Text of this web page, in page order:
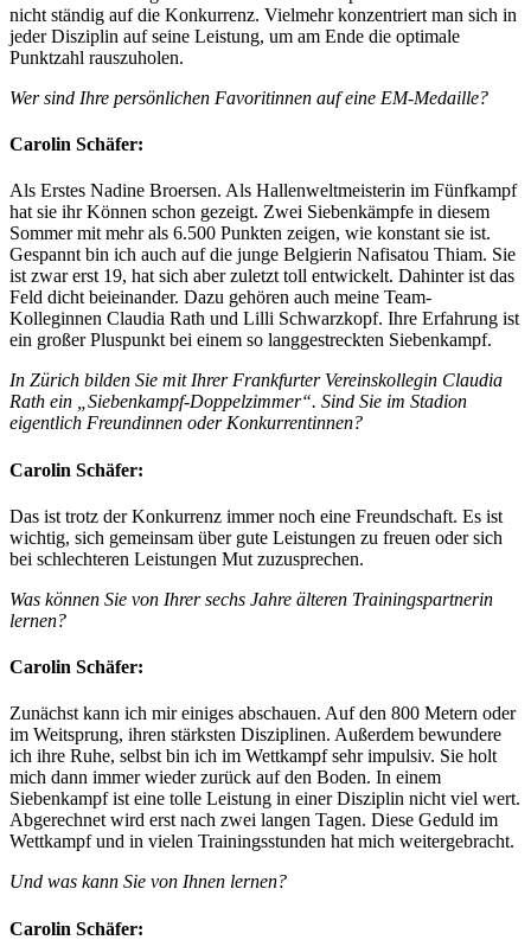
nicht ständig auf die Konkurrenz. Vielmehr konzentriert man sich in
jeder Disziplin auf seine Leistung, um am Ende die optimale
Punktzahl rauszuholen.
Wer sind Ihre persönlichen Favoritinnen auf eine EM-Medaille?
Carolin Schäfer:
Als Erstes Nadine Broersen. Als Hallenweltmeisterin im Fünfkampf
hat sie ihr Können schon gezeigt. Zwei Siebenkämpfe in diesem
Sommer mit mehr als 6.500 Punkten zeigen, wie konstant sie ist.
Gespannt bin ich auch auf die junge Belgierin Nafisatou Thiam. Sie
ist zwar erst 19, hat sich aber zuletzt toll entwickelt. Dahinter ist das
Feld dicht beieinander. Dazu gehören auch meine Team-
Kolleginnen Claudia Rath und Lilli Schwarzkopf. Ihre Erfahrung ist
ein großer Pluspunkt bei einem so langgestreckten Siebenkampf.
In Zürich bilden Sie mit Ihrer Frankfurter Vereinskollegin Claudia
Rath ein „Siebenkampf-Doppelzimmer“. Sind Sie im Stadion
eigentlich Freundinnen oder Konkurrentinnen?
Carolin Schäfer:
Das ist trotz der Konkurrenz immer noch eine Freundschaft. Es ist
wichtig, sich gemeinsam über gute Leistungen zu freuen oder sich
bei schlechteren Leistungen Mut zuzusprechen.
Was können Sie von Ihrer sechs Jahre älteren Trainingspartnerin
lernen?
Carolin Schäfer:
Zunächst kann ich mir einiges abschauen. Auf den 800 Metern oder
im Weitsprung, ihren stärksten Disziplinen. Außerdem bewundere
ich ihre Ruhe, selbst bin ich im Wettkampf sehr impulsiv. Sie holt
mich dann immer wieder zurück auf den Boden. In einem
Siebenkampf ist eine tolle Leistung in einer Disziplin nicht viel wert.
Abgerechnet wird erst nach zwei langen Tagen. Diese Geduld im
Wettkampf und in vielen Trainingsstunden hat mich weitergebracht.
Und was kann Sie von Ihnen lernen?
Carolin Schäfer: